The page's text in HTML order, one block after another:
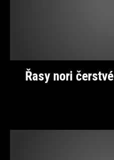
Řasy nori čerstvé